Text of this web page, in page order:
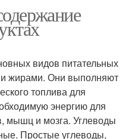
видов питательных
жирами. Они выполняют
топлива для
энергию для
мышц и мозга. Углеводы
Простые углеводы,